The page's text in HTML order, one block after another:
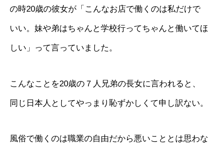
の時20歳の彼女が「こんなお店で働くのは私だけで
いい。妹や弟はちゃんと学校行ってちゃんと働いてほ
しい」って言っていました。
こんなことを20歳の７人兄弟の長女に言われると、
同じ日本人としてやっまり恥ずかしくて申し訳ない。
風俗で働くのは職業の自由だから悪いこととは思わな